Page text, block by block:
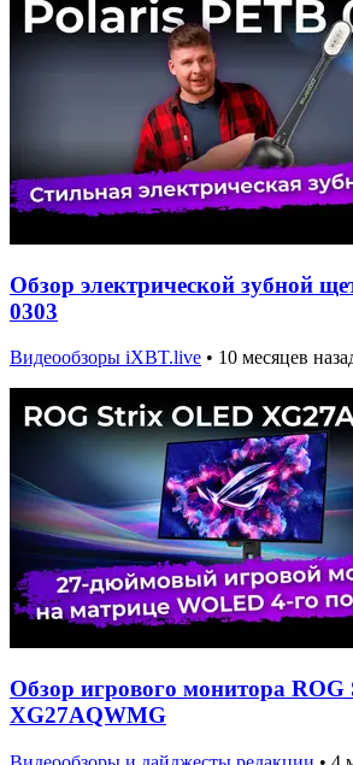
Обзор электрической зубной
0303
Видеообзоры iXBT.live • 10 месяцев
Обзор игрового монитора
XG27AQWMG